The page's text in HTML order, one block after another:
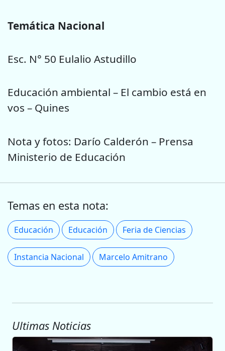
Temática Nacional
Esc. N° 50 Eulalio Astudillo
Educación ambiental – El cambio está en
vos – Quines
Nota y fotos: Darío Calderón – Prensa
Ministerio de Educación
Temas en esta nota:
Educación Educación Feria de Ciencias
Instancia Nacional Marcelo Amitrano
Ultimas Noticias